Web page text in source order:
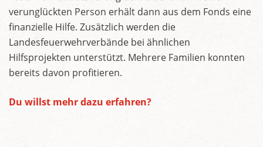
verunglückten Person erhält dann aus dem Fonds eine
finanzielle Hilfe. Zusätzlich werden die
Landesfeuerwehrverbände bei ähnlichen
Hilfsprojekten unterstützt. Mehrere Familien konnten
bereits davon profitieren.
Du willst mehr dazu erfahren?